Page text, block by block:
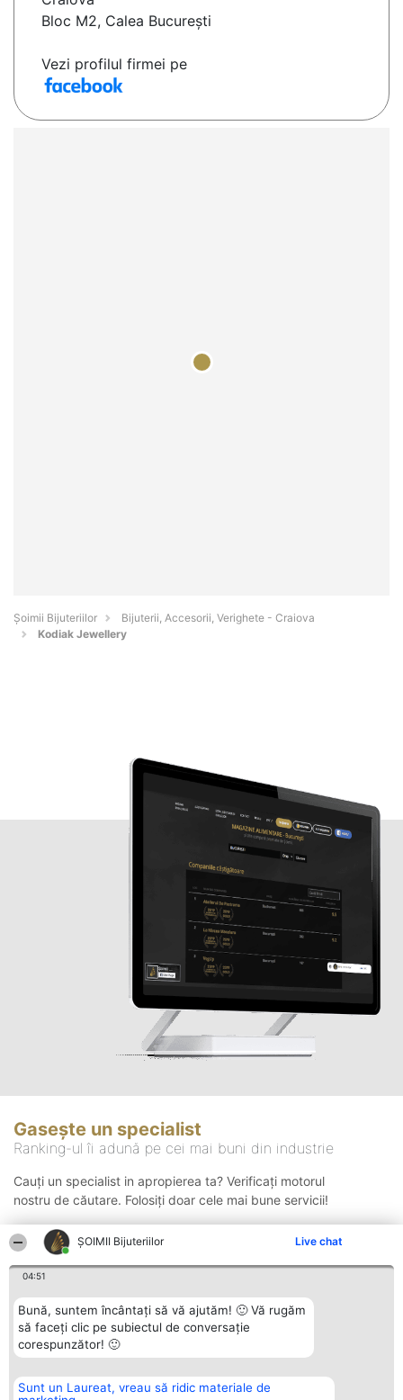
ŞOIMII Bijuteriilor Live chat
04:51
Bună, suntem încântați să vă ajutăm! 🙂 Vă rugăm
să faceți clic pe subiectul de conversație
corespunzător! 🙂
Sunt un Laureat, vreau să ridic materiale de
Bloc M2, Calea București
Vezi profilul firmei pe
Şoimii Bijuteriilor
Bijuterii, Accesorii, Verighete - Craiova
Kodiak Jewellery
Gasește un specialist
Ranking-ul îi adună pe cei mai buni din industrie
Cauți un specialist in apropierea ta? Verificați motorul
nostru de căutare. Folosiți doar cele mai bune servicii!
Organizator Ranking Plebiscyt Contact